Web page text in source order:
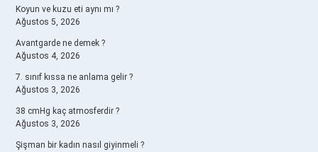
Koyun ve kuzu eti aynı mı ?
Ağustos 5, 2026
Avantgarde ne demek ?
Ağustos 4, 2026
7. sınıf kıssa ne anlama gelir ?
Ağustos 3, 2026
38 cmHg kaç atmosferdir ?
Ağustos 3, 2026
Şişman bir kadın nasıl giyinmeli ?